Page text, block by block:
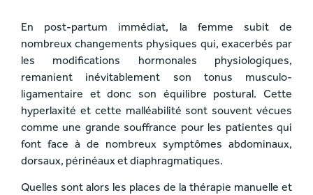
En post-partum immédiat, la femme subit de
nombreux changements physiques qui, exacerbés par
les modifications hormonales physiologiques,
remanient inévitablement son tonus musculo-
ligamentaire et donc son équilibre postural. Cette
hyperlaxité et cette malléabilité sont souvent vécues
comme une grande souffrance pour les patientes qui
font face à de nombreux symptômes abdominaux,
dorsaux, périnéaux et diaphragmatiques.
Quelles sont alors les places de la thérapie manuelle et